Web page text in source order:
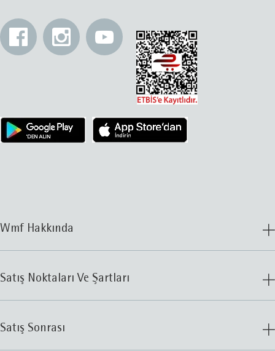
Wmf Hakkında
Satış Noktaları Ve Şartları
Satış Sonrası